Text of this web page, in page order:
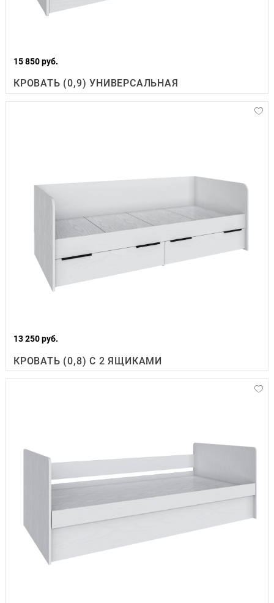
15 850 руб.
КРОВАТЬ (0,9) УНИВЕРСАЛЬНАЯ
13 250 руб.
КРОВАТЬ (0,8) С 2 ЯЩИКАМИ